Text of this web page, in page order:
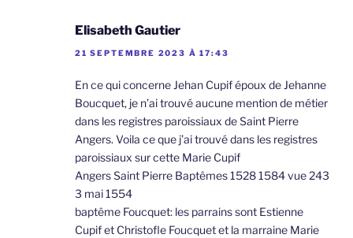
Elisabeth Gautier
21 SEPTEMBRE 2023 À 17:43
En ce qui concerne Jehan Cupif époux de Jehanne
Boucquet, je n’ai trouvé aucune mention de métier
dans les registres paroissiaux de Saint Pierre
Angers. Voila ce que j’ai trouvé dans les registres
paroissiaux sur cette Marie Cupif
Angers Saint Pierre Baptêmes 1528 1584 vue 243
3 mai 1554
baptême Foucquet: les parrains sont Estienne
Cupif et Christofle Foucquet et la marraine Marie